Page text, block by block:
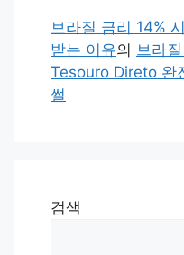
브라질 금리 14%
받는 이유의 브라
Tesouro Direto 완
썰
검색